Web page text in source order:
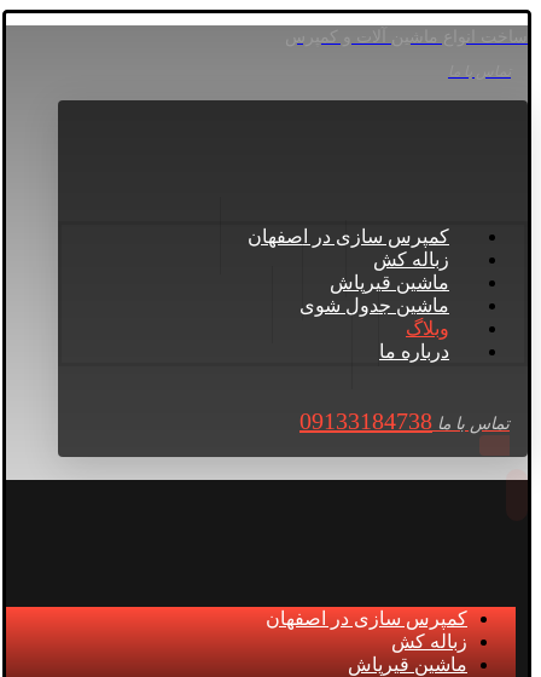
ساخت انواع ماشین آلات و کمپرس
کمپرس سازی در اصفهان
زباله کش
ماشین قیرپاش
ماشین جدول شوی
وبلاگ
درباره ما
تماس با ما 09133184738
کمپرس سازی در اصفهان
زباله کش
ماشین قیرپاش